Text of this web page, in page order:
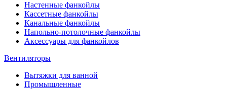
Настенные фанкойлы
Кассетные фанкойлы
Канальные фанкойлы
Напольно-потолочные фанкойлы
Аксессуары для фанкойлов
Вентиляторы
Вытяжки для ванной
Промышленные